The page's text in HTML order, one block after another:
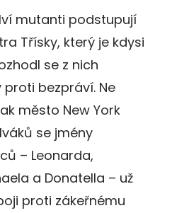
mutanti podstupují
Třísky, který je kdysi
se z nich
bezpráví. Ne
město New York
se jmény
– Leonarda,
a Donatella – už
proti zákeřnému